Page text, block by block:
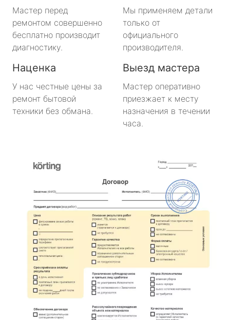
Мастер перед
ремонтом совершенно
бесплатно производит
диагностику.
Мы применяем детали
только от
официального
производителя.
Наценка
У нас честные цены за
ремонт бытовой
техники без обмана.
Выезд мастера
Мастер оперативно
приезжает к месту
назначения в течении
часа.